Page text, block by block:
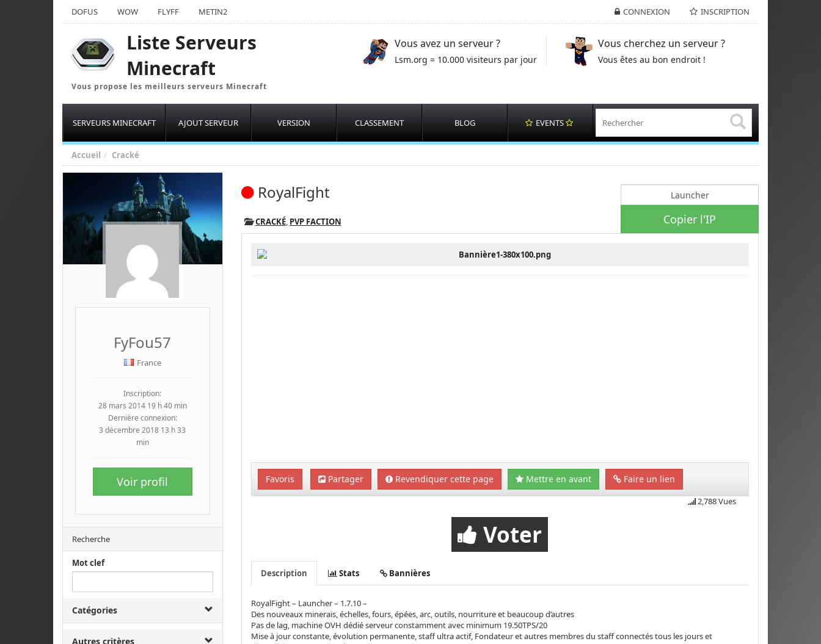
CONNEXION INSCRIPTION
DOFUS WOW FLYFF METIN2
Liste Serveurs
Minecraft
Vous propose les meilleurs serveurs Minecraft
Vous avez un serveur ?
Lsm.org = 10.000 visiteurs par jour
Vous cherchez un serveur ?
Vous êtes au bon endroit !
SERVEURS MINECRAFT AJOUT SERVEUR VERSION CLASSEMENT BLOG EVENTS
Accueil Cracké
FyFou57
France
Inscription:
28 mars 2014 19 h 40 min
Dernière connexion:
3 décembre 2018 13 h 33
min
Voir profil
Recherche
Mot clef
Catégories
Autres critères
Copier l'IP
RoyalFight
CRACKÉ, PVP FACTION
Favoris Partager Revendiquer cette page Mettre en avant Faire un lien
2,788 Vues
Voter
Description Stats Bannières
RoyalFight – Launcher – 1.7.10 –
Des nouveaux minerais, échelles, fours, épées, arc, outils, nourriture et beaucoup d’autres
Pas de lag, machine OVH dédié serveur constamment avec minimum 19.50TPS/20
Mise à jour constante, évolution permanente, staff ultra actif, Fondateur et autres membres du staff connectés tous les jours et